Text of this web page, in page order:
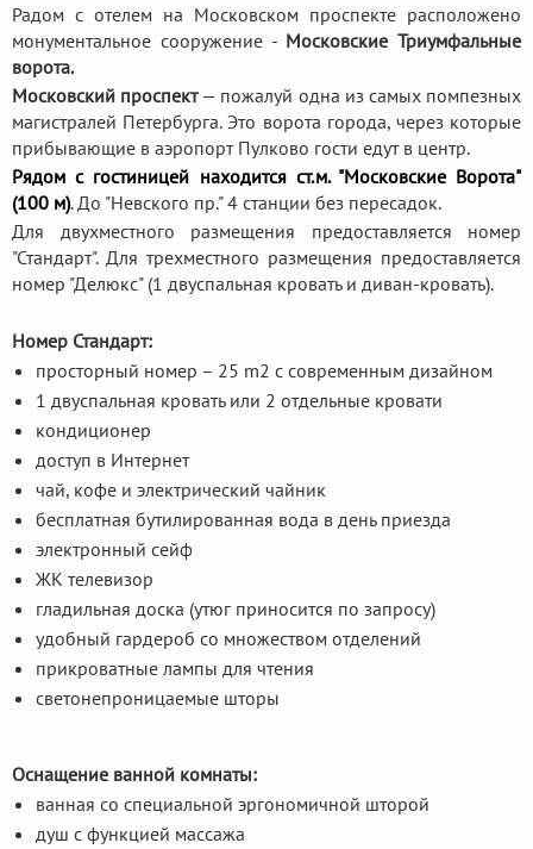
Радом с отелем на Московском проспекте расположено
монументальное сооружение - Московские Триумфальные
ворота.
Московский проспект— пожалуй одна из самых помпезных
магистралей Петербурга. Это ворота города, через которые
прибывающие в аэропорт Пулково гости едут в центр.
Рядом с гостиницей находится ст.м. "Московские Ворота"
(100 м). До "Невского пр." 4 станции без пересадок.
Для двухместного размещения предоставляется номер
"Стандарт". Для трехместного размещения предоставляется
номер "Делюкс" (1 двуспальная кровать и диван-кровать).
Номер Стандарт:
просторный номер – 25 m2 с современным дизайном
1 двуспальная кровать или 2 отдельные кровати
кондиционер
доступ в Интернет
чай, кофе и электрический чайник
бесплатная бутилированная вода в день приезда
электронный cейф
ЖК телевизор
гладильная доска (утюг приносится по запросу)
удобный гардероб со множеством отделений
прикроватные лампы для чтения
светонепроницаемые шторы
Оснащение ванной комнаты:
ванная со специальной эргономичной шторой
душ с функцией массажа